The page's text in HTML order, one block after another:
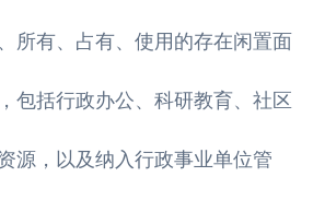
所有、占有、使用的存在闲置面
包括行政办公、科研教育、社区
源，以及纳入行政事业单位管